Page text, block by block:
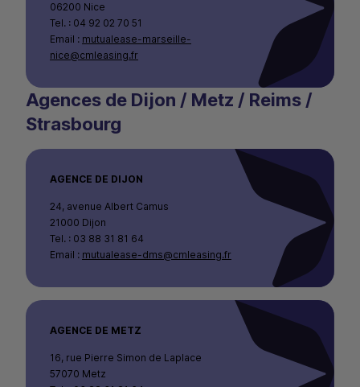
06200 Nice
Tel. : 04 92 02 70 51
Email : mutualease-marseille-
nice@cmleasing.fr
Agences de Dijon / Metz / Reims /
Strasbourg
AGENCE DE DIJON
24, avenue Albert Camus
21000 Dijon
Tel. : 03 88 31 81 64
Email : mutualease-dms@cmleasing.fr
AGENCE DE METZ
16, rue Pierre Simon de Laplace
57070 Metz